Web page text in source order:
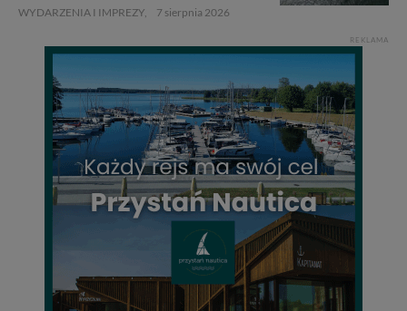
WYDARZENIA I IMPREZY, 7 sierpnia 2026
REKLAMA